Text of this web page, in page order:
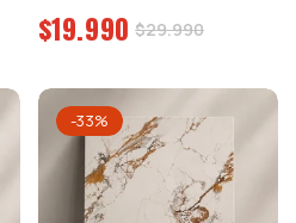
Precio
regular
$19.990 Precio
venta
$29.990
-33%